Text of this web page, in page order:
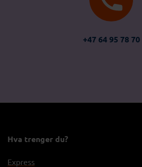
+47 64 95 78 70
Hva trenger du?
Express